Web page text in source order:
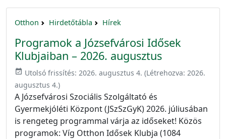
Otthon Hirdetőtábla Hírek
Programok a Józsefvárosi Idősek
Klubjaiban – 2026. augusztus
event_available Utolsó frissítés: 2026. augusztus 4. (Létrehozva: 2026.
augusztus 4.)
A Józsefvárosi Szociális Szolgáltató és
Gyermekjóléti Központ (JSzSzGyK) 2026. júliusában
is rengeteg programmal várja az időseket! Közös
programok: Víg Otthon Idősek Klubja (1084